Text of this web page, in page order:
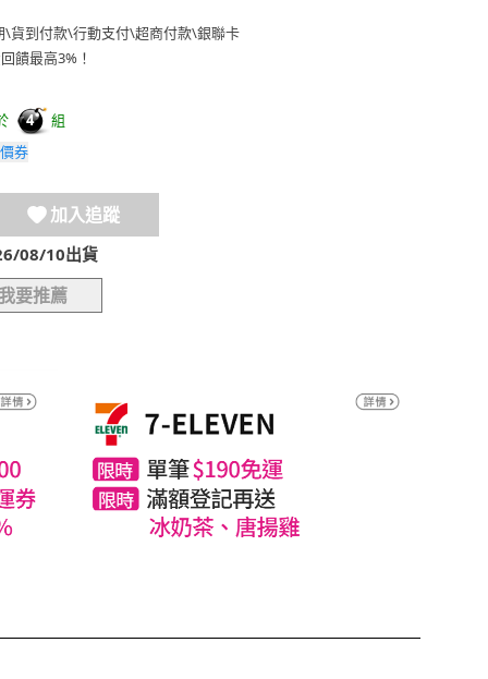
\貨到付款\行動支付\超商付款\銀聯卡
饋最高3%！
4
組
券
加入追蹤
08/10出貨
我要推薦